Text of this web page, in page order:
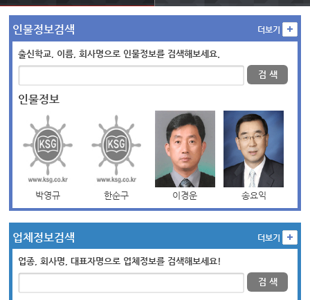
인물정보검색 더보기
출신학교, 이름, 회사명으로 인물정보를 검색해보세요.
검 색
인물정보
박영규 한순구 이경운 송요익
업체정보검색 더보기
업종, 회사명, 대표자명으로 업체정보를 검색해보세요!
검 색